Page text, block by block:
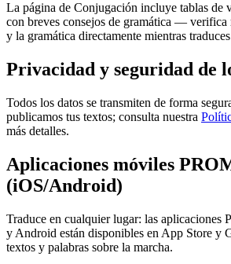
La página de Conjugación incluye tablas de
con breves consejos de gramática — verifica
y la gramática directamente mientras
Privacidad y seguridad de
Todos los datos se transmiten de forma
publicamos tus textos; consulta nuestra
más detalles.
Aplicaciones móviles
(iOS/Android)
Traduce en cualquier lugar: las aplicaciones
y Android están disponibles en App Store y
textos y palabras sobre la marcha.